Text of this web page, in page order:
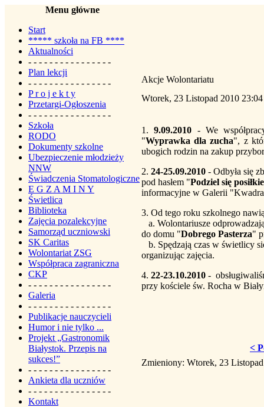
Menu główne
Start
***** szkoła na FB ****
Aktualności
- - - - - - - - - - - - - - - -
Plan lekcji
- - - - - - - - - - - - - - - -
P r o j e k t y
Przetargi-Ogłoszenia
- - - - - - - - - - - - - - - -
Szkoła
RODO
Dokumenty szkolne
Ubezpieczenie młodzieży
NNW
Świadczenia Stomatologiczne
E G Z A M I N Y
Świetlica
Biblioteka
Zajęcia pozalekcyjne
Samorząd uczniowski
SK Caritas
Wolontariat ZSG
Współpraca zagraniczna
CKP
- - - - - - - - - - - - - - - -
Galeria
- - - - - - - - - - - - - - - -
Publikacje nauczycieli
Humor i nie tylko ...
Projekt „Gastronomik
Białystok. Przepis na
sukces!”
- - - - - - - - - - - - - - - -
Ankieta dla uczniów
- - - - - - - - - - - - - - - -
Kontakt
Akcje Wolontariatu
Wtorek, 23 Listopad 2010 23:04
1.9.09.2010 - We
"Wyprawka dla zucha", z
ubogich rodzin na zakup
2. 24-25.09.2010 - Odbyła się
pod hasłem "Podziel się
informacyjne w Galerii
3. Od tego roku szkolnego
a. Wolontariusze
do domu "Dobrego Pasterza"
b. Spędzają czas w świetlicy
organizując zajęcia.
4. 22-23.10.2010 -
przy kościele św. Rocha w
<
Zmieniony: Wtorek, 23